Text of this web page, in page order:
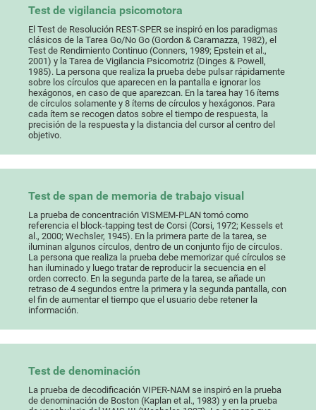
Test de vigilancia psicomotora
El Test de Resolución REST-SPER se inspiró en los paradigmas
clásicos de la Tarea Go/No Go (Gordon & Caramazza, 1982), el
Test de Rendimiento Continuo (Conners, 1989; Epstein et al.,
2001) y la Tarea de Vigilancia Psicomotriz (Dinges & Powell,
1985). La persona que realiza la prueba debe pulsar rápidamente
sobre los círculos que aparecen en la pantalla e ignorar los
hexágonos, en caso de que aparezcan. En la tarea hay 16 ítems
de círculos solamente y 8 ítems de círculos y hexágonos. Para
cada ítem se recogen datos sobre el tiempo de respuesta, la
precisión de la respuesta y la distancia del cursor al centro del
objetivo.
Test de span de memoria de trabajo visual
La prueba de concentración VISMEM-PLAN tomó como
referencia el block-tapping test de Corsi (Corsi, 1972; Kessels et
al., 2000; Wechsler, 1945). En la primera parte de la tarea, se
iluminan algunos círculos, dentro de un conjunto fijo de círculos.
La persona que realiza la prueba debe memorizar qué círculos se
han iluminado y luego tratar de reproducir la secuencia en el
orden correcto. En la segunda parte de la tarea, se añade un
retraso de 4 segundos entre la primera y la segunda pantalla, con
el fin de aumentar el tiempo que el usuario debe retener la
información.
Test de denominación
La prueba de decodificación VIPER-NAM se inspiró en la prueba
de denominación de Boston (Kaplan et al., 1983) y en la prueba